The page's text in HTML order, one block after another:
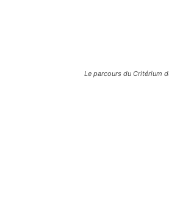
Le parcours du Critérium